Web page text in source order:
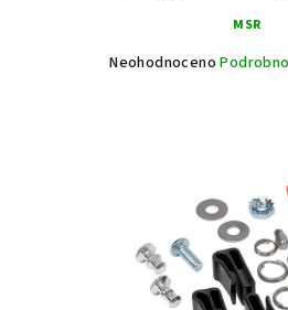
MSR
Průměrné
Neohodnoceno